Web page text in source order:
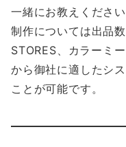
一緒にお教えください
制作については出品
STORES、カラーミ
から御社に適したシ
ことが可能です。